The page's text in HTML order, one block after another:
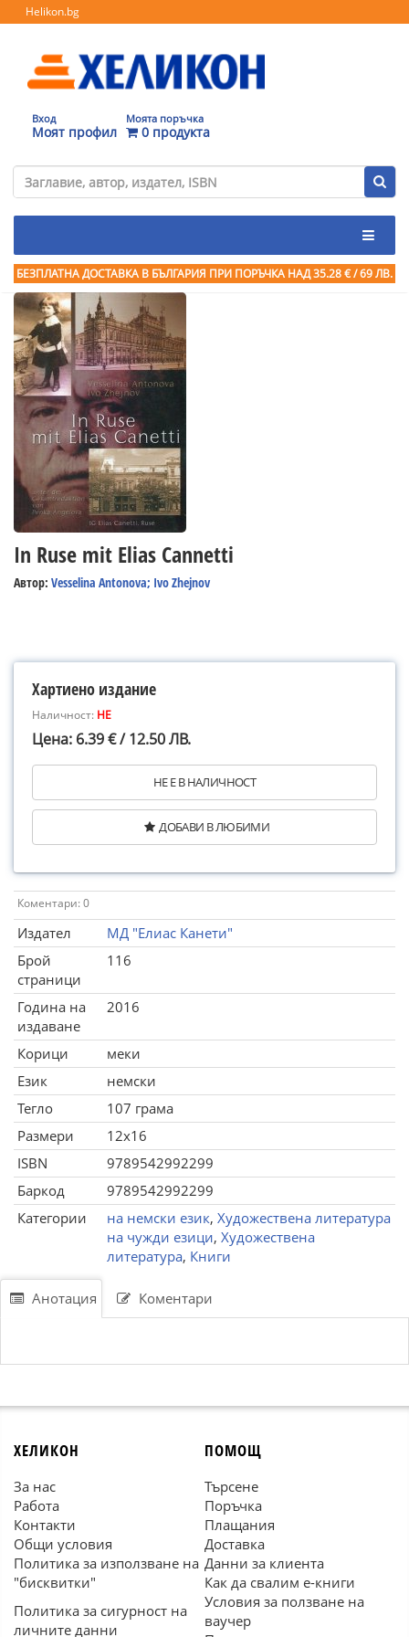
Helikon.bg
Вход
Моят профил
Моята поръчка
0 продукта
БЕЗПЛАТНА ДОСТАВКА В БЪЛГАРИЯ ПРИ ПОРЪЧКА НАД 35.28 € / 69 ЛВ.
In Ruse mit Elias Cannetti
Автор: Vesselina Antonova; Ivo Zhejnov
Хартиено издание
Наличност: НЕ
Цена: 6.39 € / 12.50 ЛВ.
НЕ Е В НАЛИЧНОСТ
ДОБАВИ В ЛЮБИМИ
Коментари: 0
Издател
МД "Елиас Канети"
Брой
страници
116
Година на
издаване
2016
Корици
меки
Език
немски
Тегло
107 грама
Размери
12x16
ISBN
9789542992299
Баркод
9789542992299
Категории
на немски език, Художествена литература
на чужди езици, Художествена
литература, Книги
Анотация Коментари
ХЕЛИКОН
За нас
Работа
Контакти
Общи условия
Политика за използване на
"бисквитки"
Политика за сигурност на
личните данни
ПОМОЩ
Търсене
Поръчка
Плащания
Доставка
Данни за клиента
Как да свалим е-книги
Условия за ползване на
ваучер